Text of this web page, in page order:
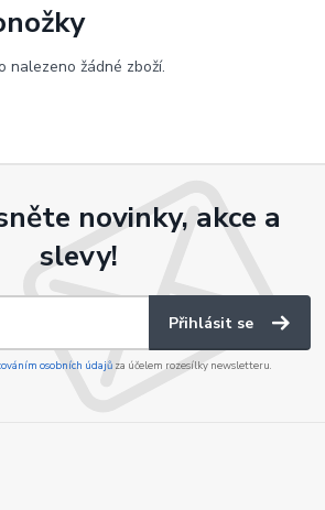
žádné zboží.
novinky, akce a
slevy!
Přihlásit se
osobních údajůza účelem rozesílky newsletteru.